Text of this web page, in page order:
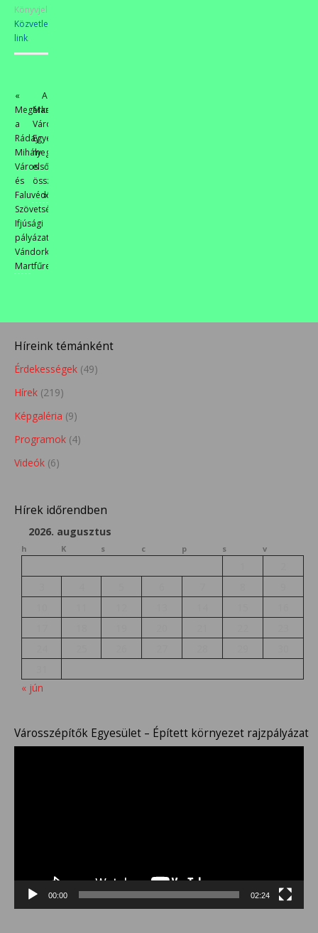
Könyvjelzőkhöz
Közvetlen
link.
«
Megérkezett
a
Ráday
Mihály
Város
és
Faluvédő
Szövetség
Ifjúsági
pályázatának
Vándorkiállítása
Martfűre.
A
Martfűi
Városszépítő
Egyesület
megtartotta
első
összejövetelét.
»
Híreink témánként
Érdekességek (49)
Hírek (219)
Képgaléria (9)
Programok (4)
Videók (6)
Hírek időrendben
2026. augusztus
h K s c p s v
« jún
Városszépítők Egyesület – Épített környezet rajzpályázat
00:00 02:24